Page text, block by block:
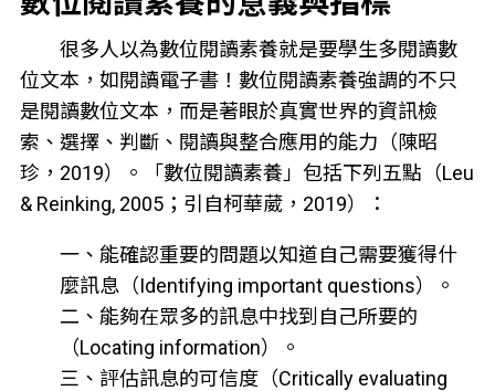
很多人以為數位閱讀素養就是要學生多閱讀數
位文本，如閱讀電子書！數位閱讀素養強調的不只
是閱讀數位文本，而是著眼於真實世界的資訊檢
索、選擇、判斷、閱讀與整合應用的能力（陳昭
珍，2019）。「數位閱讀素養」包括下列五點（Leu
& Reinking, 2005；引自柯華葳，2019）：
一、能確認重要的問題以知道自己需要獲得什
麼訊息（Identifying important questions）。
二、能夠在眾多的訊息中找到自己所要的
（Locating information）。
三、評估訊息的可信度（Critically evaluating